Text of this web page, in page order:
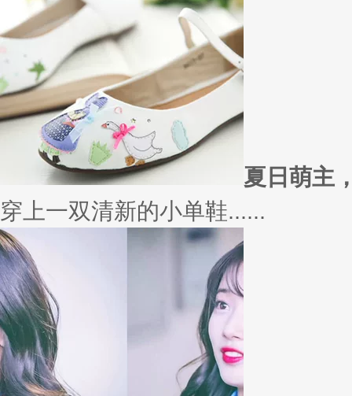
夏日萌主
穿上一双清新的小单鞋......